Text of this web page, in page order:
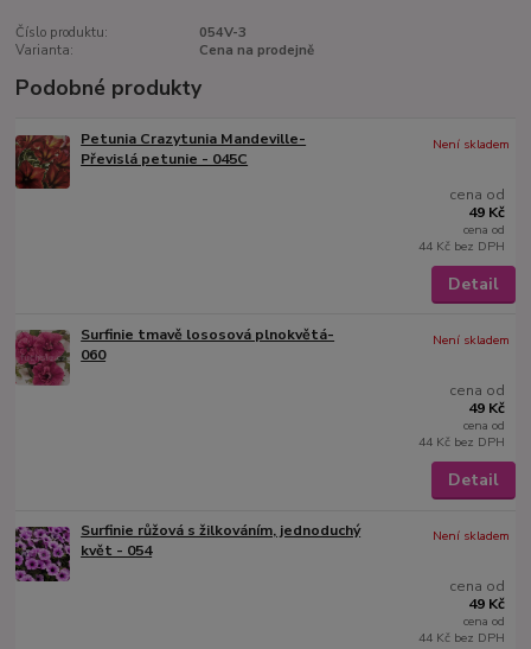
Číslo produktu:
054V-3
Varianta:
Cena na prodejně
Podobné produkty
Petunia Crazytunia Mandeville-
Převislá petunie - 045C
cena od
49 Kč
cena od
44 Kč bez DPH
Není skladem
Detail
Surfinie tmavě lososová plnokvětá-
060
cena od
49 Kč
cena od
44 Kč bez DPH
Není skladem
Detail
Surfinie růžová s žilkováním, jednoduchý
květ - 054
cena od
49 Kč
cena od
44 Kč bez DPH
Není skladem